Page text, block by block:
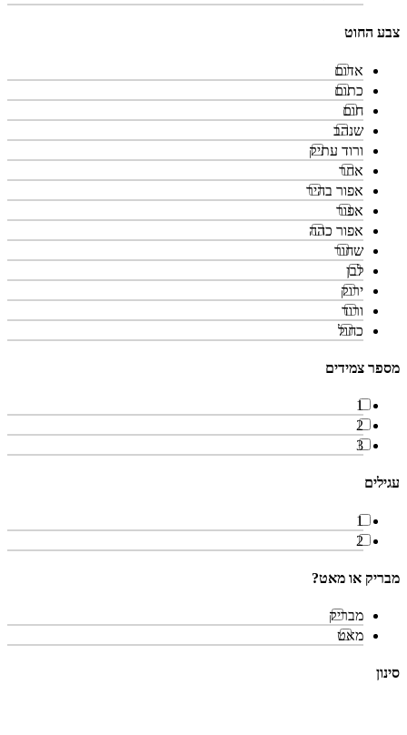
צבע החוט
אדום
כתום
חום
שנהב
ורוד עתיק
אחר
אפור בהיר
אפור
אפור כהה
שחור
לבן
ירוק
ורוד
כחול
מספר צמידים
1
2
3
עגילים
1
2
מבריק או מאט?
מבריק
מאט
סינון